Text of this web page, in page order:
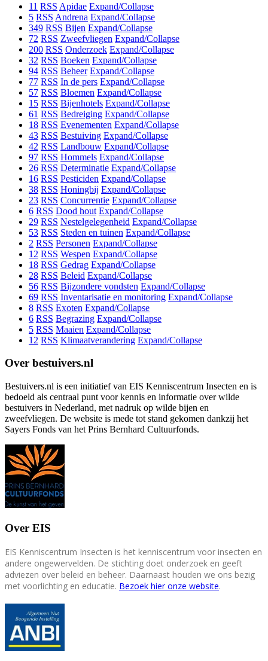
11 RSS Apidae Expand/Collapse
5 RSS Andrena Expand/Collapse
349 RSS Bijen Expand/Collapse
72 RSS Zweefvliegen Expand/Collapse
200 RSS Onderzoek Expand/Collapse
32 RSS Boeken Expand/Collapse
94 RSS Beheer Expand/Collapse
77 RSS In de pers Expand/Collapse
57 RSS Bloemen Expand/Collapse
15 RSS Bijenhotels Expand/Collapse
61 RSS Bedreiging Expand/Collapse
18 RSS Evenementen Expand/Collapse
43 RSS Bestuiving Expand/Collapse
42 RSS Landbouw Expand/Collapse
97 RSS Hommels Expand/Collapse
26 RSS Determinatie Expand/Collapse
16 RSS Pesticiden Expand/Collapse
38 RSS Honingbij Expand/Collapse
23 RSS Concurrentie Expand/Collapse
6 RSS Dood hout Expand/Collapse
29 RSS Nestelgelegenheid Expand/Collapse
53 RSS Steden en tuinen Expand/Collapse
2 RSS Personen Expand/Collapse
12 RSS Wespen Expand/Collapse
18 RSS Gedrag Expand/Collapse
28 RSS Beleid Expand/Collapse
56 RSS Bijzondere vondsten Expand/Collapse
69 RSS Inventarisatie en monitoring Expand/Collapse
8 RSS Exoten Expand/Collapse
6 RSS Begrazing Expand/Collapse
5 RSS Maaien Expand/Collapse
12 RSS Klimaatverandering Expand/Collapse
Over bestuivers.nl
Bestuivers.nl is een initiatief van EIS Kenniscentrum Insecten en is
bedoeld als centraal punt voor kennis en informatie over wilde
bestuivers in Nederland, met nadruk op wilde bijen en
zweefvliegen. De website is mede tot stand gekomen dankzij het
Sayers Fonds van het Prins Bernhard Cultuurfonds.
Over EIS
EIS Kenniscentrum Insecten is het kenniscentrum voor insecten en
andere ongewervelden. De stichting doet onderzoek en geeft
adviezen over beleid en beheer. Daarnaast houden we ons bezig
met voorlichting en educatie. Bezoek hier onze website.